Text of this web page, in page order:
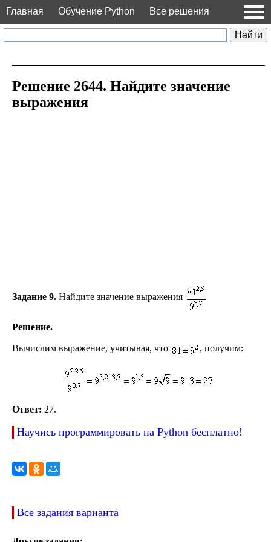
Главная Обучение Python Все решения
Решение 2644. Найдите значение
выражения
Задание 9. Найдите значение выражения
Решение.
Вычислим выражение, учитывая, что , получим:
Ответ: 27.
Научись программировать на Python бесплатно!
Все задания варианта